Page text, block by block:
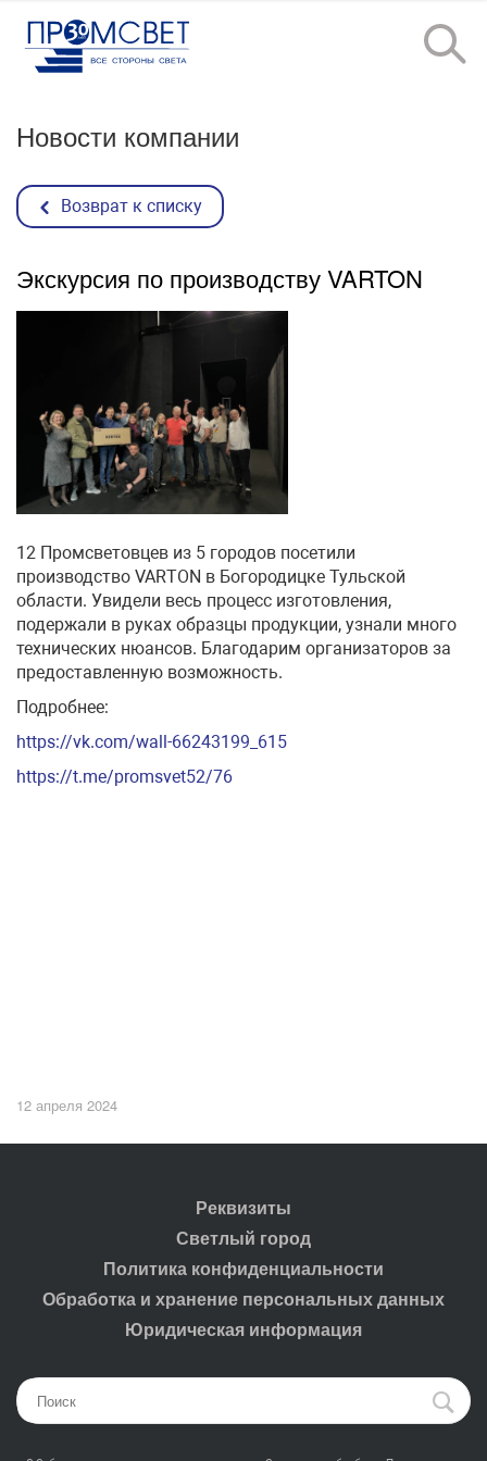
Новости компании
Возврат к списку
Экскурсия по производству VARTON
12 Промсветовцев из 5 городов посетили
производство VARTON в Богородицке Тульской
области. Увидели весь процесс изготовления,
подержали в руках образцы продукции, узнали много
технических нюансов. Благодарим организаторов за
предоставленную возможность.
Подробнее:
https://vk.com/wall-66243199_615
https://t.me/promsvet52/76
12 апреля 2024
Реквизиты
Светлый город
Политика конфиденциальности
Обработка и хранение персональных данных
Юридическая информация